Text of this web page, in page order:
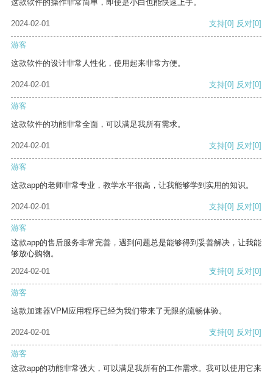
这款软件的操作非常简单，即使是小白也能快速上手。
2024-02-01 支持[0] 反对[0]
游客
这款软件的设计非常人性化，使用起来非常方便。
2024-02-01 支持[0] 反对[0]
游客
这款软件的功能非常全面，可以满足我所有需求。
2024-02-01 支持[0] 反对[0]
游客
这款app的老师非常专业，教学水平很高，让我能够学到实用的知识。
2024-02-01 支持[0] 反对[0]
游客
这款app的售后服务非常完善，遇到问题总是能够得到妥善解决，让我能
够放心购物。
2024-02-01
支持[0] 反对[0]
游客
这款加速器VPM应用程序已经为我们带来了无限的流畅体验。
2024-02-01 支持[0] 反对[0]
游客
这款app的功能非常强大，可以满足我所有的工作需求。我可以使用它来